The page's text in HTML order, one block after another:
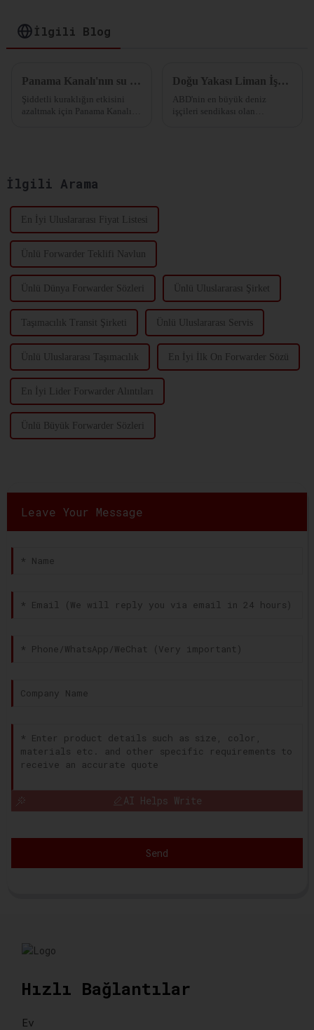
İlgili Blog
Panama Kanalı'nın su seviyesi daha da düşecek
Şiddetli kuraklığın etkisini
azaltmak için Panama Kanalı
Doğu Yakası Liman İşçilerinin Uyarısı: Greve Hazırız!
ABD'nin en büyük deniz
işçileri sendikası olan
İlgili Arama
En İyi Uluslararası Fiyat Listesi
Ünlü Forwarder Teklifi Navlun
Ünlü Dünya Forwarder Sözleri Ünlü Uluslararası Şirket
Taşımacılık Transit Şirketi Ünlü Uluslararası Servis
Ünlü Uluslararası Taşımacılık En İyi İlk On Forwarder Sözü
En İyi Lider Forwarder Alıntıları
Ünlü Büyük Forwarder Sözleri
Leave Your Message
AI Helps Write
Send
Hızlı Bağlantılar
Ev